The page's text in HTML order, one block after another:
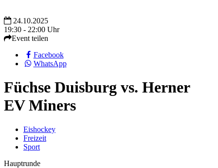
24.10.2025
19:30 - 22:00 Uhr
Event teilen
Facebook
WhatsApp
Füchse Duisburg vs. Herner
EV Miners
Eishockey
Freizeit
Sport
Hauptrunde